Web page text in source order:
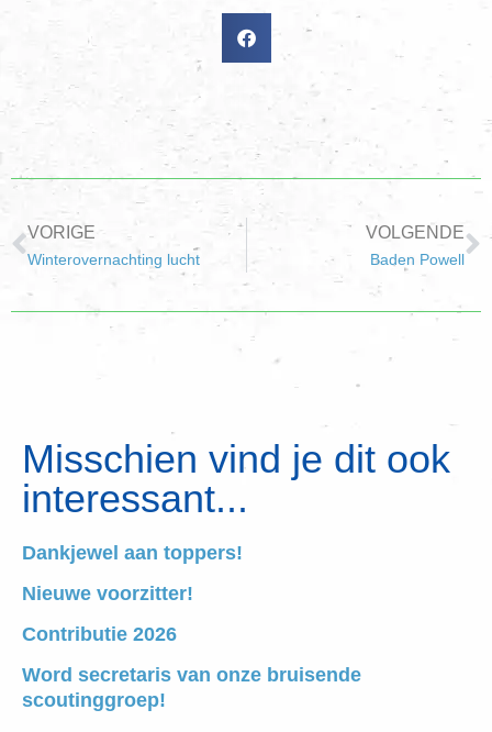
VORIGE
Winterovernachting lucht
VOLGENDE
Baden Powell
Misschien vind je dit ook
interessant...
Dankjewel aan toppers!
Nieuwe voorzitter!
Contributie 2026
Word secretaris van onze bruisende
scoutinggroep!